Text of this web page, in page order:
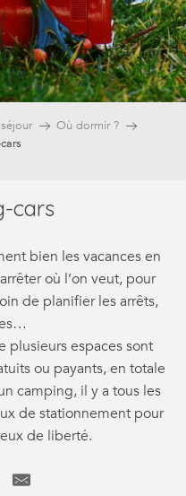
Où dormir ?
cars
bien les vacances en
où l’on veut, pour
de planifier les arrêts,
plusieurs espaces sont
ou payants, en totale
camping, il y a tous les
de stationnement pour
de liberté.